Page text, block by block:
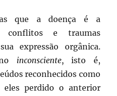
que a doença é a
conflitos e traumas
expressão orgânica.
inconsciente, isto é,
reconhecidos como
eles perdido o anterior